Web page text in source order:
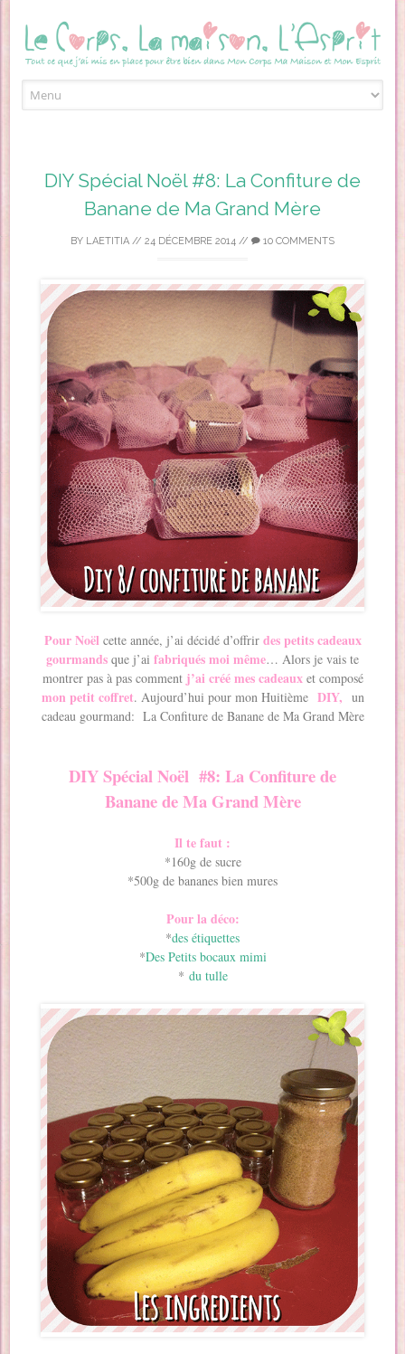
DIY Spécial Noël #8: La Confiture de
Banane de Ma Grand Mère
BY LAETITIA // 24 DÉCEMBRE 2014 // 10 COMMENTS
Pour Noëlcette année, j’ai décidé d’offrir des petits cadeaux
gourmands que j’ai fabriqués moi même… Alors je vais te
montrer pas à pas comment j’ai créé mes cadeauxet composé
mon petit coffret. Aujourd’hui pour mon Huitième DIY, un
cadeau gourmand: La Confiture de Banane de Ma Grand Mère
DIY Spécial Noël #8: La Confiture de
Banane de Ma Grand Mère
Il te faut :
*160g de sucre
*500g de bananes bien mures
Pour la déco:
*des étiquettes
*Des Petits bocaux mimi
* du tulle